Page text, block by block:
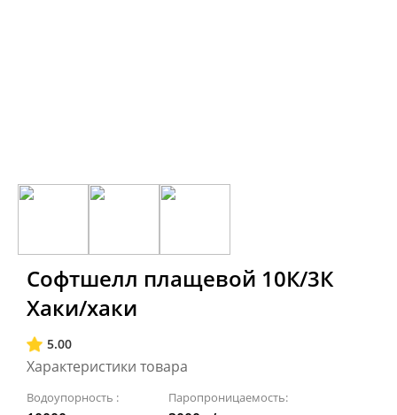
Софтшелл плащевой 10К/3К
Хаки/хаки
5.00
Характеристики товара
Водоупорность : Паропроницаемость: